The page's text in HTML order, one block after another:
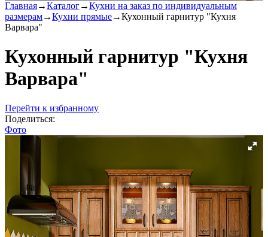
Главная→Каталог→Кухни на заказ по индивидуальным
размерам→Кухни прямые→Кухонный гарнитур "Кухня
Варвара"
Кухонный гарнитур "Кухня
Варвара"
Перейти к избранному
Поделиться:
Фото